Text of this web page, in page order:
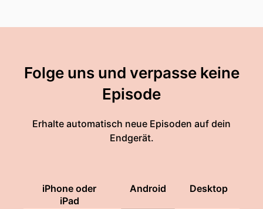
Folge uns und verpasse keine
Episode
Erhalte automatisch neue Episoden auf dein
Endgerät.
iPhone oder
iPad
Android Desktop